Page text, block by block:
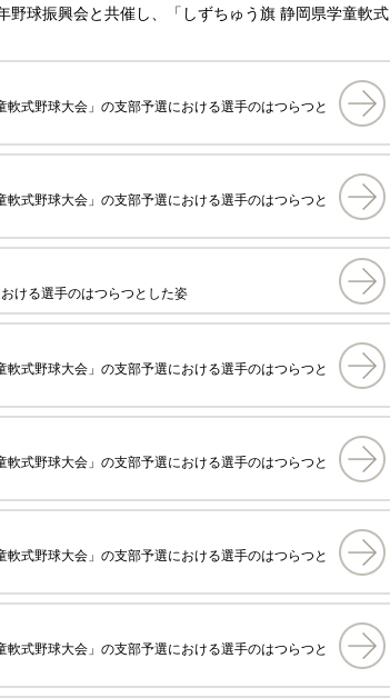
球振興会と共催し、「しずちゅう旗 静岡県学童軟式
式野球大会」の支部予選における選手のはつらつと
式野球大会」の支部予選における選手のはつらつと
ける選手のはつらつとした姿
式野球大会」の支部予選における選手のはつらつと
式野球大会」の支部予選における選手のはつらつと
式野球大会」の支部予選における選手のはつらつと
式野球大会」の支部予選における選手のはつらつと